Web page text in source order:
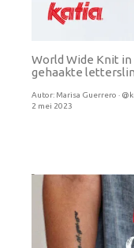
World Wide Knit
gehaakte
Autor: Marisa Guerrero ·
2 mei 2023